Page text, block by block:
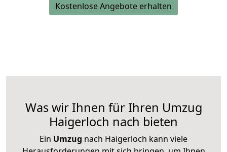
Kostenlose Angebote erhalten
Was wir Ihnen für Ihren Umzug
Haigerloch nach bieten
Ein Umzug nach Haigerloch kann viele